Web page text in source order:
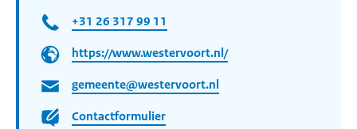
+31 26 317 99 11
https://www.westervoort.nl/
gemeente@westervoort.nl
Contactformulier